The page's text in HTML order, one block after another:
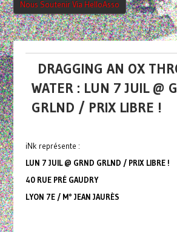
Nous Soutenir Via HelloAsso
DRAGGING AN OX
WATER : LUN 7 JUIL @
GRLND / PRIX LIBRE !
iNk représente :
LUN 7 JUIL @ GRND GRLND / PRIX LIBRE !
40 RUE PRÉ GAUDRY
LYON 7E / M° JEAN JAURÈS